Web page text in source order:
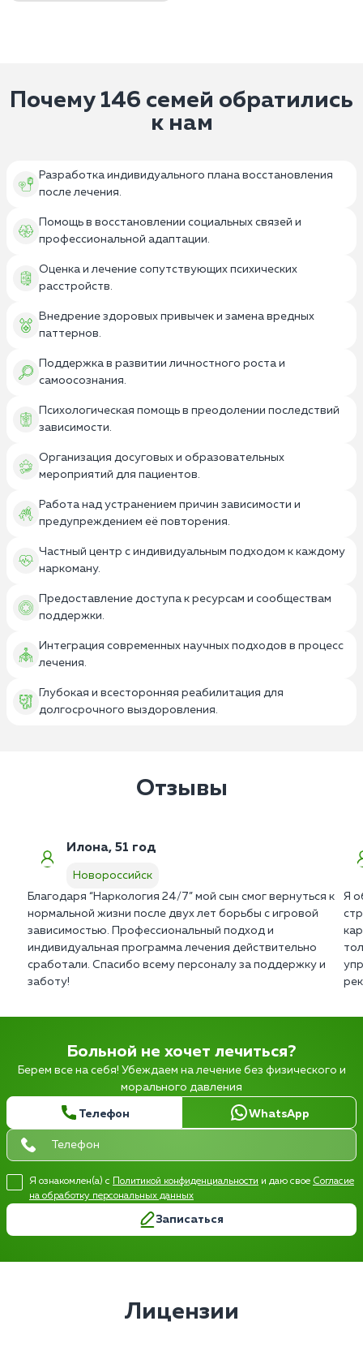
Почему 146 семей обратились
к нам
Разработка индивидуального плана восстановления
после лечения.
Помощь в восстановлении социальных связей и
профессиональной адаптации.
Оценка и лечение сопутствующих психических
расстройств.
Внедрение здоровых привычек и замена вредных
паттернов.
Поддержка в развитии личностного роста и
самоосознания.
Психологическая помощь в преодолении последствий
зависимости.
Организация досуговых и образовательных
мероприятий для пациентов.
Работа над устранением причин зависимости и
предупреждением её повторения.
Частный центр с индивидуальным подходом к каждому
наркоману.
Предоставление доступа к ресурсам и сообществам
поддержки.
Интеграция современных научных подходов в процесс
лечения.
Глубокая и всесторонняя реабилитация для
долгосрочного выздоровления.
Отзывы
Илона, 51 год
Новороссийск
Благодаря “Наркология 24/7” мой сын смог вернуться к
нормальной жизни после двух лет борьбы с игровой
зависимостью. Профессиональный подход и
индивидуальная программа лечения действительно
сработали. Спасибо всему персоналу за поддержку и
заботу!
Я
Больной не хочет лечиться?
Берем все на себя! Убеждаем на лечение без физического и
морального давления
Телефон WhatsApp
Я ознакомлен(а) с Политикой конфиденциальности и даю свое Согласие
на обработку персональных данных
Записаться
Лицензии